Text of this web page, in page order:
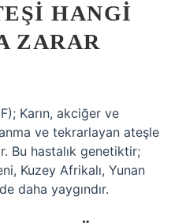
HANGI
ZARAR
Karın, akciğer ve
ve tekrarlayan ateşle
Bu hastalık genetiktir;
Kuzey Afrikalı, Yunan
daha yaygındır.